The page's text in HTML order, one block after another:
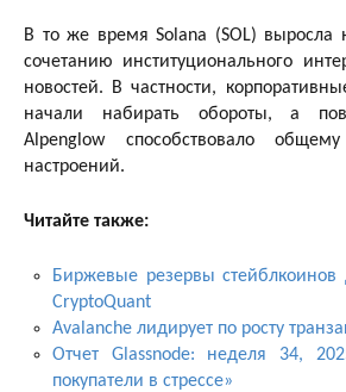
В то же время Solana (SOL) выросла
сочетанию институционального
новостей. В частности,
начали набирать обороты, а
Alpenglow способствовало
настроений.
Читайте также:
Биржевые резервы стейблкоинов
CryptoQuant
Avalanche лидирует по росту
Отчет Glassnode: неделя 34,
покупатели в стрессе»